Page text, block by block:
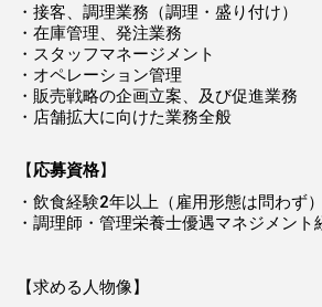
・接客、調理業務（調理・盛り付け）
・在庫管理、発注業務
・スタッフマネージメント
・オペレーション管理
・販売戦略の企画立案、及び促進業務
・店舗拡大に向けた業務全般
【応募資格】
・飲食経験2年以上（雇用形態は問わず）
・調理師・管理栄養士優遇マネジメント
【求める人物像】